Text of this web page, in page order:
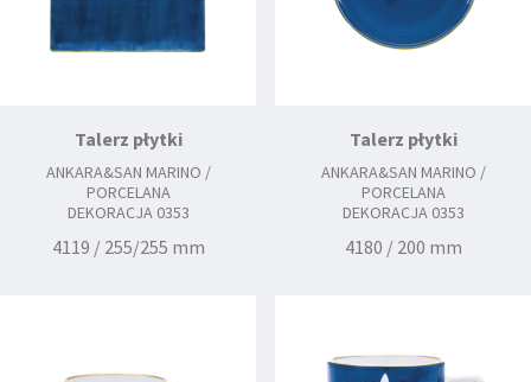
Talerz płytki
ANKARA&SAN MARINO /
PORCELANA
DEKORACJA 0353
4119 / 255/255 mm
Talerz płytki
ANKARA&SAN MARINO /
PORCELANA
DEKORACJA 0353
4180 / 200 mm